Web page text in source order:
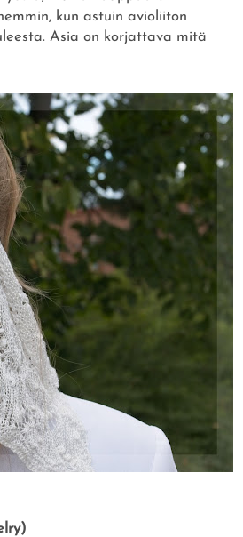
kun astuin avioliiton
Asia on korjattava mitä